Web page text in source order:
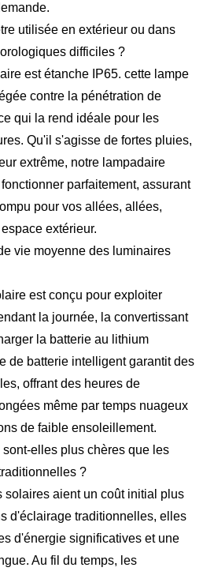
utilisée en extérieur ou dans
difficiles ?
est étanche IP65. cette lampe
contre la pénétration de
qui la rend idéale pour les
Qu'il s'agisse de fortes pluies,
extrême, notre lampadaire
parfaitement, assurant
pour vos allées, allées,
extérieur.
vie moyenne des luminaires
est conçu pour exploiter
la journée, la convertissant
la batterie au lithium
de batterie intelligent garantit des
offrant des heures de
même par temps nuageux
de faible ensoleillement.
elles plus chères que les
?
solaires aient un coût initial plus
d'éclairage traditionnelles, elles
d'énergie significatives et une
Au fil du temps, les